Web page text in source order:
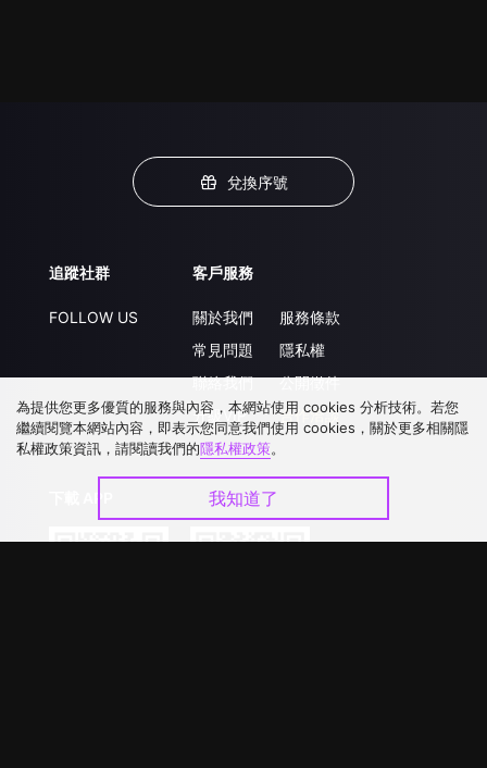
兌換序號
追蹤社群
FOLLOW US
客戶服務
關於我們
常見問題
聯絡我們
升級VIP
服務條款
隱私權
公開徵件
合作洽談
為提供您更多優質的服務與內容，本網站使用 cookies 分析技術。若您
繼續閱覽本網站內容，即表示您同意我們使用 cookies，關於更多相關隱
私權政策資訊，請閱讀我們的隱私權政策。
我知道了